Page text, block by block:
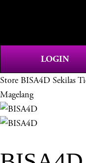
e
u
LOGIN
Store BISA4D Sekilas
Magelang